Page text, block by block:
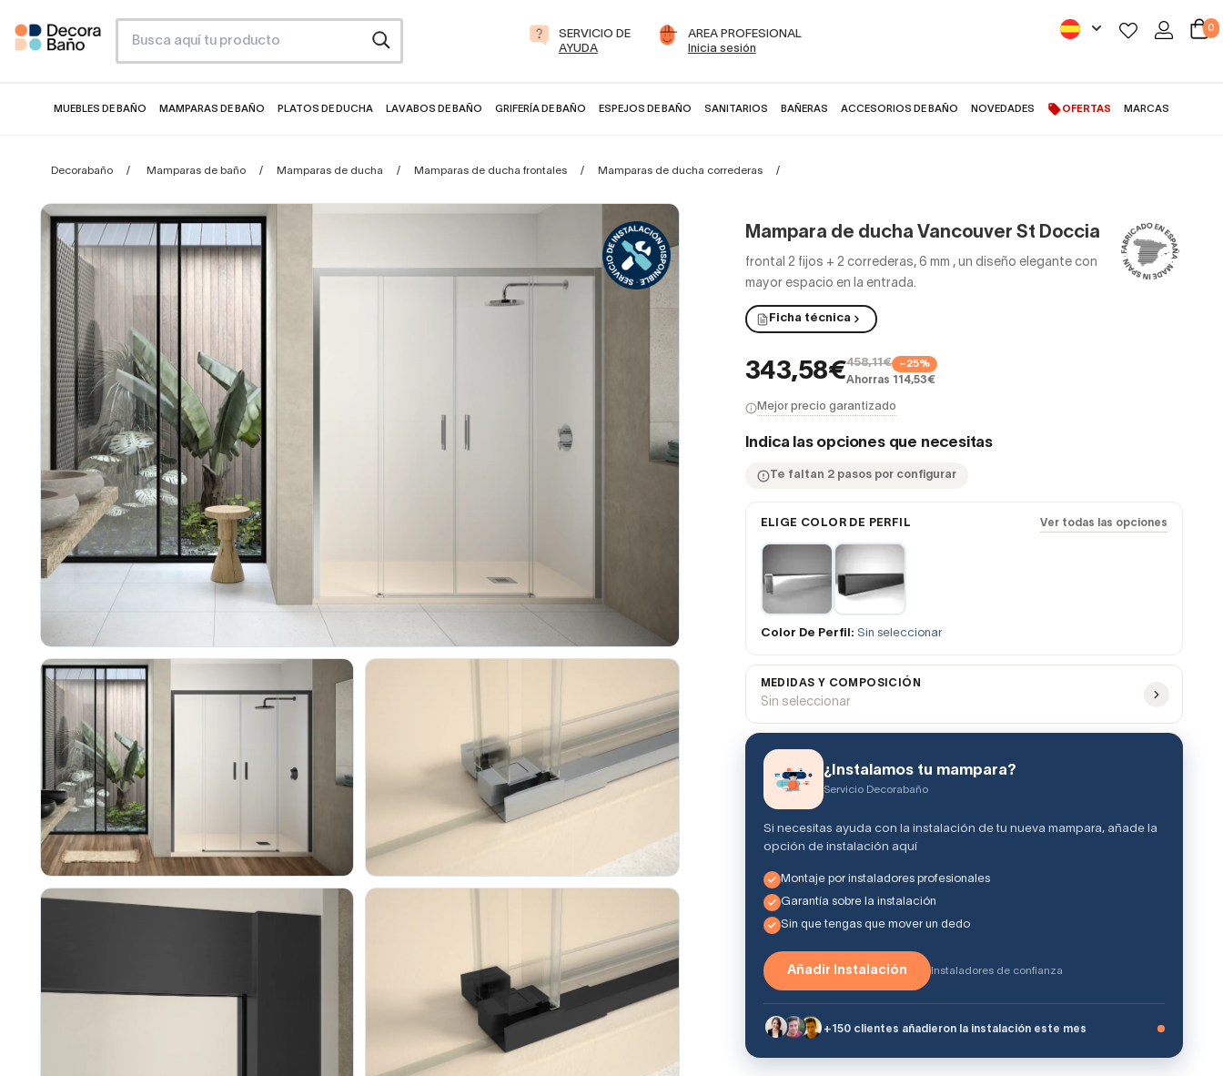
SERVICIO DE
AYUDA
AREA PROFESIONAL
Inicia sesión
0
MUEBLES DE BAÑO MAMPARAS DE BAÑO PLATOS DE DUCHA LAVABOS DE BAÑO GRIFERÍA DE BAÑO ESPEJOS DE BAÑO SANITARIOS BAÑERAS ACCESORIOS DE BAÑO NOVEDADES OFERTAS MARCAS
Decorabaño Mamparas de baño Mamparas de ducha Mamparas de ducha frontales Mamparas de ducha correderas
Mampara de ducha Vancouver St Doccia
frontal 2 fijos + 2 correderas, 6 mm , un diseño elegante con
mayor espacio en la entrada.
Ficha técnica
343,58€458,11€ −25%
Ahorras 114,53€
Mejor precio garantizado
Indica las opciones que necesitas
Te faltan 2 pasos por configurar
ELIGE COLOR DE PERFIL Ver todas las opciones
Color De Perfil: Sin seleccionar
MEDIDAS Y COMPOSICIÓN
Sin seleccionar
¿Instalamos tu mampara?
Servicio Decorabaño
Si necesitas ayuda con la instalación de tu nueva mampara, añade la
opción de instalación aquí
Montaje por instaladores profesionales
Garantía sobre la instalación
Sin que tengas que mover un dedo
Añadir Instalación Instaladores de confianza
+150 clientes añadieron la instalación este mes